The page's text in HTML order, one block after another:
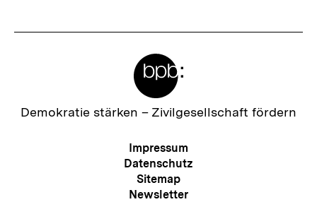
Zur
Demokratie stärken – Zivilgesellschaft fördern
Meta-
Navigation
Impressum
Datenschutz
Sitemap
Newsletter